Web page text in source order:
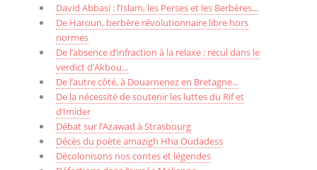
David Abbasi : l’Islam, les Perses et les Berbères...
De Haroun, berbère révolutionnaire libre hors
normes
De l’absence d’infraction à la relaxe : recul dans le
verdict d’Akbou...
De l’autre côté, à Douarnenez en Bretagne...
De la nécessité de soutenir les luttes du Rif et
d’Imider
Débat sur l’Azawad à Strasbourg
Décès du poète amazigh Hha Oudadess
Décolonisons nos contes et légendes